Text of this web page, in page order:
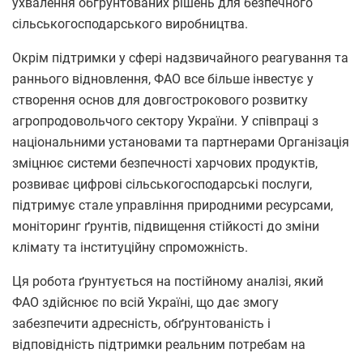
сільськогосподарського виробництва.
Окрім підтримки у сфері надзвичайного реагування та
раннього відновлення, ФАО все більше інвестує у
створення основ для довгострокового розвитку
агропродовольчого сектору України. У співпраці з
національними установами та партнерами Організація
зміцнює системи безпечності харчових продуктів,
розвиває цифрові сільськогосподарські послуги,
підтримує стале управління природними ресурсами,
моніторинг ґрунтів, підвищення стійкості до зміни
клімату та інституційну спроможність.
Ця робота ґрунтується на постійному аналізі, який
ФАО здійснює по всій Україні, що дає змогу
забезпечити адресність, обґрунтованість і
відповідність підтримки реальним потребам на